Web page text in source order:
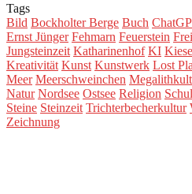
Tags
Bild Bockholter Berge Buch
Ernst Jünger Fehmarn Feuerstein
Jungsteinzeit Katharinenhof KI
Kreativität Kunst Kunstwerk Lost
Meer Meerschweinchen
Natur Nordsee Ostsee Religion
Steine Steinzeit Trichterbecherkultur
Zeichnung